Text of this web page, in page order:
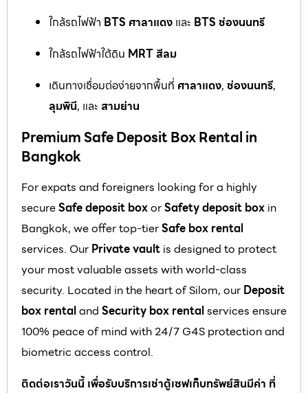
ใกล้รถไฟฟ้า BTS ศาลาแดง และ BTS ช่องนนทรี
ใกล้รถไฟฟ้าใต้ดิน MRT สีลม
เดินทางเชื่อมต่อง่ายจากพื้นที่ ศาลาแดง, ช่องนนทรี,
ลุมพินี, และ สามย่าน
Premium Safe Deposit Box Rental in
Bangkok
For expats and foreigners looking for a highly
secureSafe deposit boxorSafety deposit box in
Bangkok, we offer top-tierSafe box rental
services. Our Private vault is designed to protect
your most valuable assets with world-class
security. Located in the heart of Silom, our Deposit
box rentaland Security box rentalservices ensure
100% peace of mind with 24/7 G4S protection and
biometric access control.
ติดต่อเราวันนี้ เพื่อรับบริการเช่าตู้เซฟเก็บทรัพย์สินมีค่า ที่